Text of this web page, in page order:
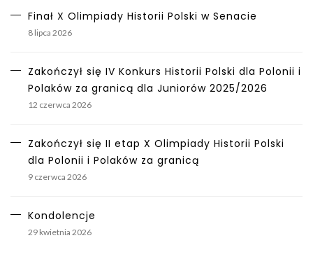
Finał X Olimpiady Historii Polski w Senacie
8 lipca 2026
Zakończył się IV Konkurs Historii Polski dla Polonii i
Polaków za granicą dla Juniorów 2025/2026
12 czerwca 2026
Zakończył się II etap X Olimpiady Historii Polski
dla Polonii i Polaków za granicą
9 czerwca 2026
Kondolencje
29 kwietnia 2026